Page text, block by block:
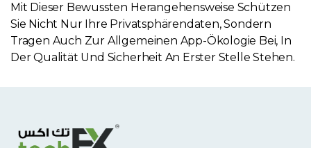
Mit Dieser Bewussten Herangehensweise Schützen
Sie Nicht Nur Ihre Privatsphärendaten, Sondern
Tragen Auch Zur Allgemeinen App-Ökologie Bei, In
Der Qualität Und Sicherheit An Erster Stelle Stehen.